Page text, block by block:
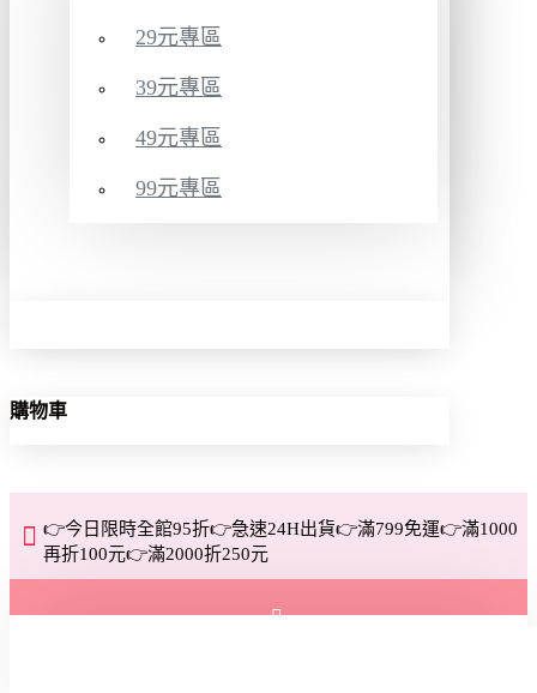
29元專區
39元專區
49元專區
99元專區
購物車
👉今日限時全館95折👉急速24H出貨👉滿799免運👉滿1000
再折100元👉滿2000折250元